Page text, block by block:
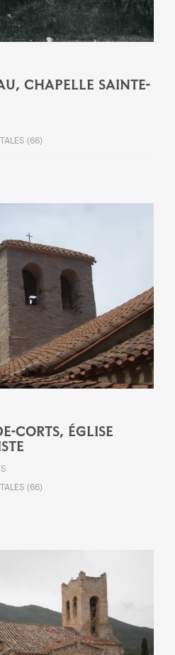
CHAPELLE SAINTE-
(66)
CORTS, ÉGLISE
(66)